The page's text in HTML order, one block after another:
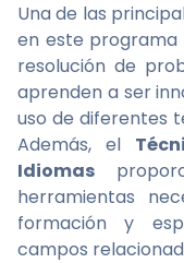
Una de las
en este programa
resolución de
aprenden a ser
uso de diferentes
Además, el
Idiomas
herramientas
formación y
campos